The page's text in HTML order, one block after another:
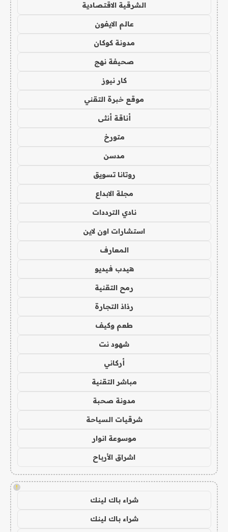
الشرقية الاقتصادية
عالم الايفون
مدونة كوكان
صحيفة نهج
كار نيوز
موقع خبرة التقني
أناقة أنثى
متورخ
مدسن
روتانا تسويق
مجلة الابداع
نادي الترددات
استشارات اون لاين
المعارف
هيدب فيديو
رمح التقنية
رذاذ التجارة
طعم وكيف
شهود نت
أركاني
مباشر التقنية
مدونة صحبة
شرقيات السياحة
موسوعة انوار
اشراق الأرباح
!
شراء باك لينك
شراء باك لينك